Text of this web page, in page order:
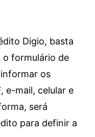
Digio, basta
o formulário de
os
e-mail, celular e
será
para definir a